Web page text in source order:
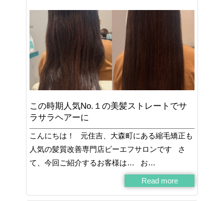
この時期人気No.１の美髪ストレートでサ
ラサラヘアーに
こんにちは！ 元住吉、大森町にある縮毛矯正も
人気の髪質改善専門店ビーエフサロンです さ
て、今回ご紹介するお客様は… お…
Read more